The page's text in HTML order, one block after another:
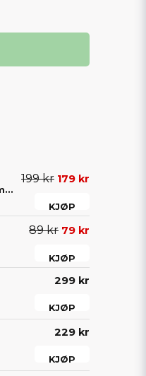
Castrol GTX UltraClean Motorolje SAE 10W-40 (1L) mopedbil
199 kr 179 kr
KJØP
89 kr 79 kr
KJØP
299 kr
KJØP
229 kr
KJØP